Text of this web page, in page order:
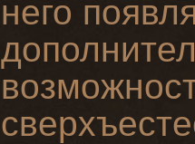
него